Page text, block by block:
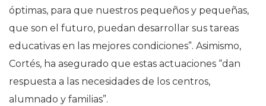
óptimas, para que nuestros pequeños y pequeñas,
que son el futuro, puedan desarrollar sus tareas
educativas en las mejores condiciones”. Asimismo,
Cortés, ha asegurado que estas actuaciones “dan
respuesta a las necesidades de los centros,
alumnado y familias”.